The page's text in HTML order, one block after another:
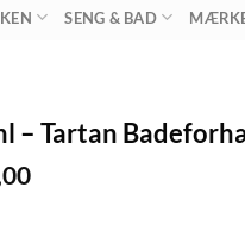
SENG & BAD
– Tartan